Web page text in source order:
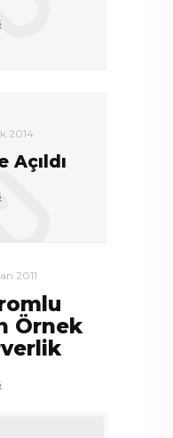
2014
Açıldı
2011
Örnek